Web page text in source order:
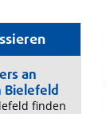
an
Bielefeld
finden